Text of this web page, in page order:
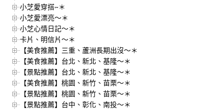
小芝愛穿搭~＊
小芝愛漂亮～＊
小芝心情日記～＊
卡片、明信片～＊
【美食推薦】三重、蘆洲長期出沒～＊
【美食推薦】台北、新北、基隆～＊
【景點推薦】台北、新北、基隆～＊
【美食推薦】桃園、新竹、苗栗～＊
【景點推薦】桃園、新竹、苗栗～＊
【景點推薦】台中、彰化、南投～＊